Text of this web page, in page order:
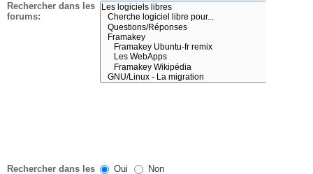
Rechercher dans les
forums:
Rechercher dans les Oui Non